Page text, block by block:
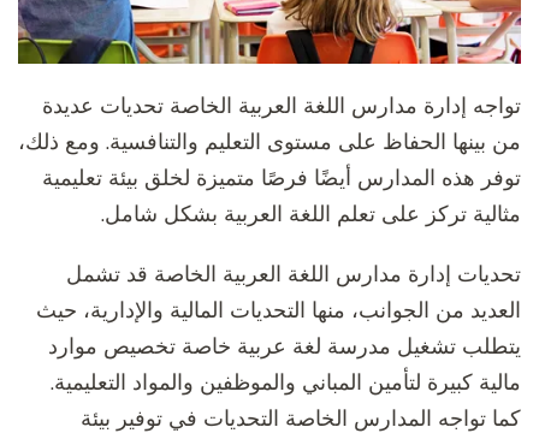
تواجه إدارة مدارس اللغة العربية الخاصة تحديات عديدة
من بينها الحفاظ على مستوى التعليم والتنافسية. ومع ذلك،
توفر هذه المدارس أيضًا فرصًا متميزة لخلق بيئة تعليمية
مثالية تركز على تعلم اللغة العربية بشكل شامل.
تحديات إدارة مدارس اللغة العربية الخاصة قد تشمل
العديد من الجوانب، منها التحديات المالية والإدارية، حيث
يتطلب تشغيل مدرسة لغة عربية خاصة تخصيص موارد
مالية كبيرة لتأمين المباني والموظفين والمواد التعليمية.
كما تواجه المدارس الخاصة التحديات في توفير بيئة